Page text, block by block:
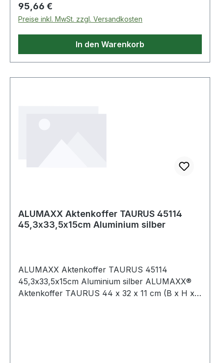
Innenbreite: 420mm
Regulärer Preis:
95,66 €
Preise inkl. MwSt. zzgl. Versandkosten
In den Warenkorb
ALUMAXX Aktenkoffer TAURUS 45114
45,3x33,5x15cm Aluminium silber
ALUMAXX Aktenkoffer TAURUS 45114
45,3x33,5x15cm Aluminium silber ALUMAXX®
Aktenkoffer TAURUS 44 x 32 x 11 cm (B x H x